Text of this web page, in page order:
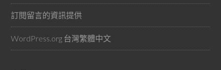
訂閱留言的資訊提供
WordPress.org 台灣繁體中文